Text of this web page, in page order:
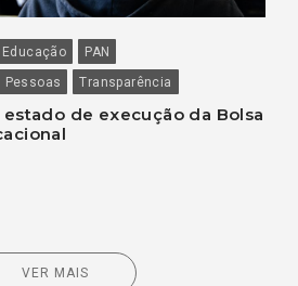
Educação
PAN
Pessoas Transparência
estado de execução da Bolsa
VER MAIS